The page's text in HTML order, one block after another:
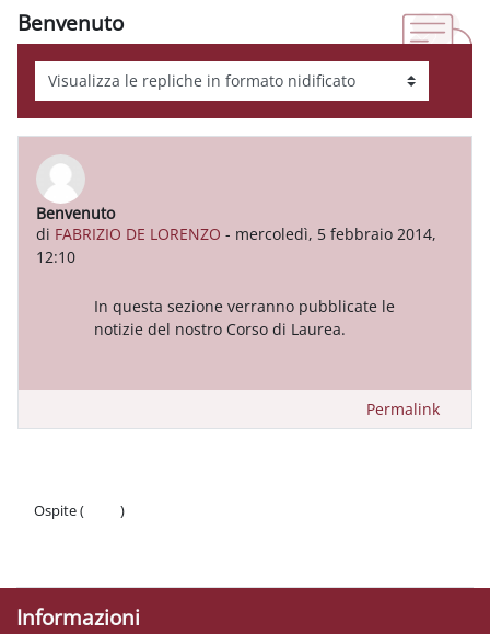
Benvenuto
Modalità visualizzazione
Benvenuto
di FABRIZIO DE LORENZO - mercoledì, 5 febbraio 2014,
12:10
Numero di risposte: 0
In questa sezione verranno pubblicate le
notizie del nostro Corso di Laurea.
Permalink
Ospite (
)
Informazioni